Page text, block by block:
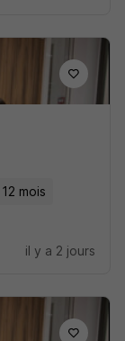
12 mois
il y a 2 jours